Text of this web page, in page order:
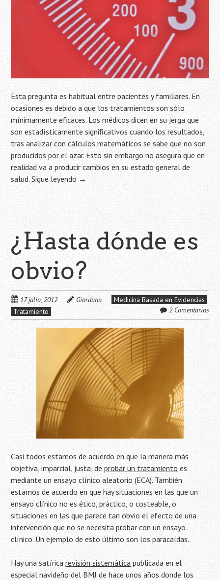
Esta pregunta es habitual entre pacientes y familiares. En
ocasiones es debido a que los tratamientos son sólo
mínimamente eficaces. Los médicos dicen en su jerga que
son estadísticamente significativos cuando los resultados,
tras analizar con cálculos matemáticos se sabe que no son
producidos por el azar. Esto sin embargo no asegura que en
realidad va a producir cambios en su estado general de
salud.Sigue leyendo →
¿Hasta dónde es
obvio?
17 julio, 2012 Giordano
Medicina Basada en Evidencias
Tratamiento
2 Comentarios
Casi todos estamos de acuerdo en que la manera más
objetiva, imparcial, justa, deprobar un tratamiento es
mediante un ensayo clínico aleatorio (ECA). También
estamos de acuerdo en que hay situaciones en las que un
ensayo clínico no es ético, práctico, o costeable, o
situaciones en las que parece tan obvio el efecto de una
intervención que no se necesita probar con un ensayo
clínico. Un ejemplo de esto último son los paracaídas.
Hay una satíricarevisión sistemática publicada en el
especial navideño del BMJ de hace unos años donde los